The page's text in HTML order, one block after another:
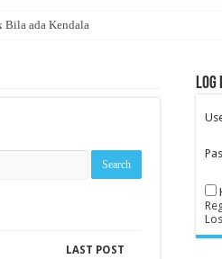
Bila ada Kendala
LAST POST